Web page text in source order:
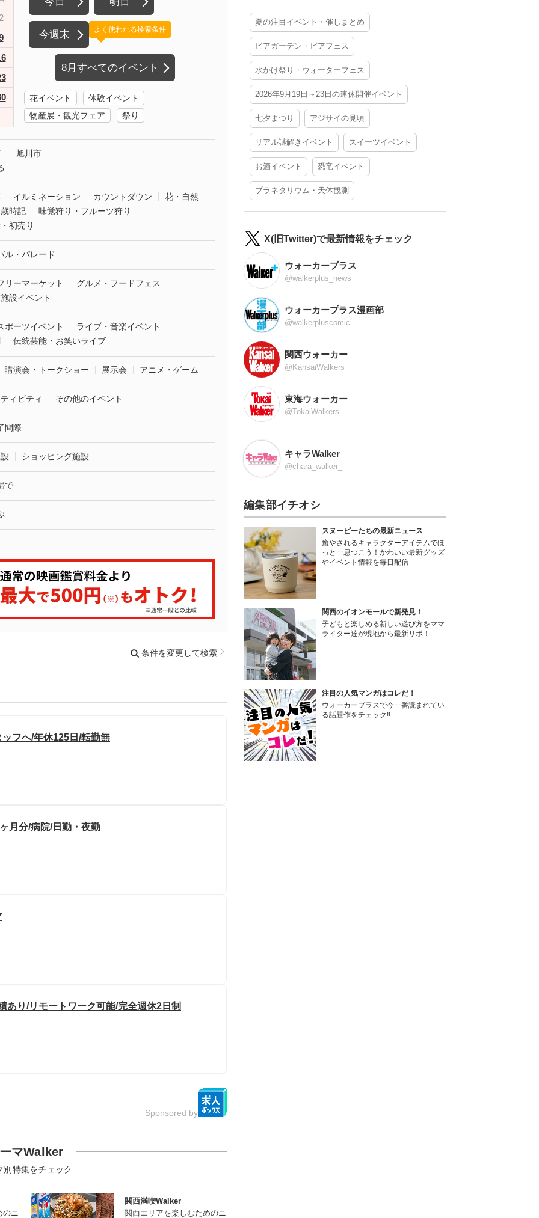
今週末
8月すべてのイベント
よく使われる検索条件
花イベント
体験イベント
物産展・観光フェア
祭り
旭川市
イルミネーション カウントダウン
花・自然
時記
味覚狩り・フルーツ狩り
初売り
ル・パレード
リーマーケット
グルメ・フードフェス
設イベント
ポーツイベント
ライブ・音楽イベント
伝統芸能・お笑いライブ
講演会・トークショー 展示会 アニメ・ゲーム
ィビティ その他のイベント
間際
ショッピング施設
で
条件を変更して検索
フへ/年休125日/転勤無
月分/病院/日勤・夜勤
あり/リモートワーク可能/完全週休2日制
Sponsored by
マWalker
別特集をチェック
のニ
関西満喫Walker
関西エリアを楽しむためのニ
夏の注目イベント・催しまとめ
ビアガーデン・ビアフェス
水かけ祭り・ウォーターフェス
2026年9月19日～23日の連休開催イベント
七夕まつり アジサイの見頃
リアル謎解きイベント スイーツイベント
お酒イベント 恐竜イベント
プラネタリウム・天体観測
X(旧Twitter)で最新情報をチェック
ウォーカープラス
@walkerplus_news
ウォーカープラス漫画部
@walkerpluscomic
関西ウォーカー
@KansaiWalkers
東海ウォーカー
@TokaiWalkers
キャラWalker
@chara_walker_
編集部イチオシ
スヌーピーたちの最新ニュース
癒やされるキャラクターアイテムでほ
っと一息つこう！かわいい最新グッズ
やイベント情報を毎日配信
関西のイオンモールで新発見！
子どもと楽しめる新しい遊び方をママ
ライター達が現地から最新リポ！
注目の人気マンガはコレだ！
ウォーカープラスで今一番読まれてい
る話題作をチェック!!